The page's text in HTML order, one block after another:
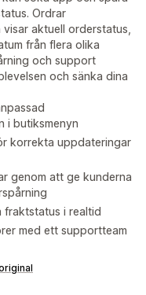
Ordrar
aktuell orderstatus,
från flera olika
och support
och sänka dina
i butiksmenyn
korrekta uppdateringar
genom att ge kunderna
fraktstatus i realtid
med ett supportteam